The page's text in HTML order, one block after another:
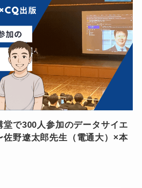
堂で300人参加のデータサイエ
佐野遼太郎先生（電通大）×本